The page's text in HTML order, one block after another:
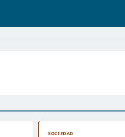
SOCIEDAD